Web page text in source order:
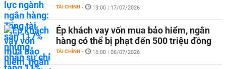
TÀI CHÍNH - 13:00 | 17/07/2026
Ép khách vay vốn mua bảo hiểm, ngân
hàng có thể bị phạt đến 500 triệu đồng
TÀI CHÍNH - 16:00 | 06/07/2026